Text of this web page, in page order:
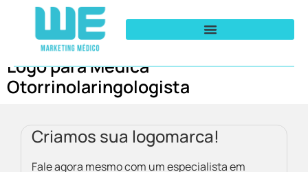
Logo para Médica
Otorrinolaringologista
Criamos sua logomarca!
Fale agora mesmo com um especialista em